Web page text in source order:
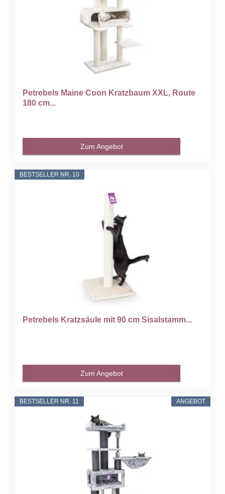
Petrebels Maine Coon Kratzbaum XXL, Route
180 cm...
Zum Angebot
BESTSELLER NR. 10
Petrebels Kratzsäule mit 90 cm Sisalstamm...
Zum Angebot
ANGEBOT
BESTSELLER NR. 11